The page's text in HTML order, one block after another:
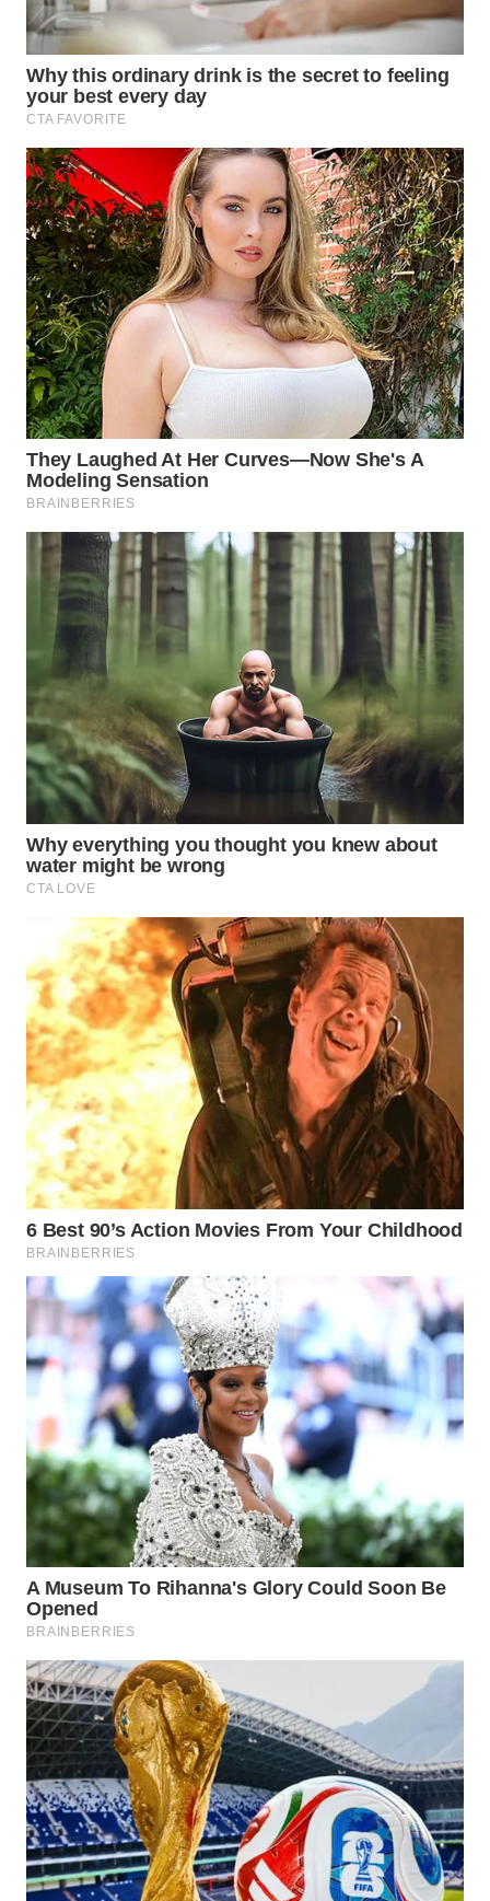
WN
INDRAMAYU
WN
KUNINGAN
WN
MAJALENGKA
WN
SUBANG
WN
SUKABUMI
WN
WN
PRIANGAN
TIMUR
WN
SEMARANG
WN
WN
BOROBUDUR
WN
MADURA
WN
SURABAYA
WN
NATUNA
WN
BINTAN
WN
MANDALIKA
WN
LIKUPANG
LABUANBAJO
BORNEO
Media
Group
WAHANA
NEWS
WAHANA
TANI
WAHANA
ADVOKAT
WAHANA
INFRASTRUKTUR